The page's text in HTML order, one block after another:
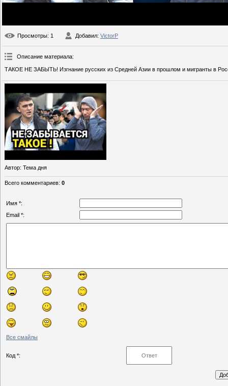
Просмотры: 1 Добавил: VictorP
Описание материала:
ТАКОЕ НЕ ЗАБЫТЬ! Изгнание русских из Средней Азии в прошлом и мигранты в
Автор: Тема дня
Всего комментариев: 0
Имя *:
Email *:
Все смайлы
Код *: